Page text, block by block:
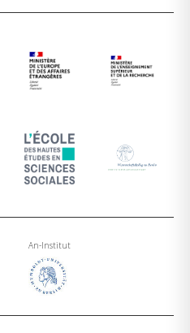
An-Institut